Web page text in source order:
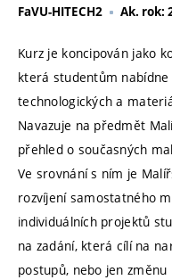
FaVU-HITECH2 Ak. rok:
Kurz je koncipován jako
která studentům
technologických a
Navazuje na předmět
přehled o současných
Ve srovnání s ním je
rozvíjení samostatného
individuálních projektů
na zadání, která cílí na
postupů, nebo jen